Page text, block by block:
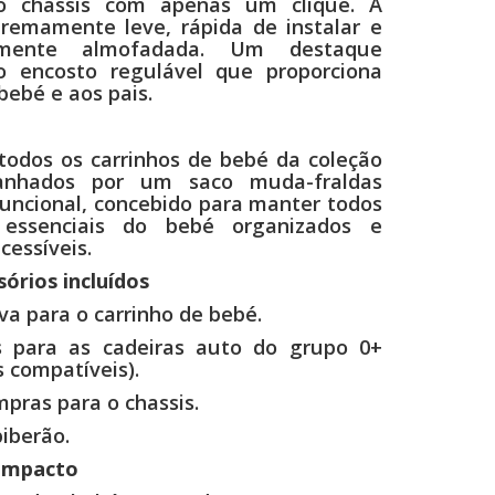
leve, rápida de instalar e
almofadada. Um destaque
encosto regulável que proporciona
e aos pais.
os carrinhos de bebé da coleção
por um saco muda-fraldas
concebido para manter todos
do bebé organizados e
incluídos
para o carrinho de bebé.
para as cadeiras auto do grupo 0+
compatíveis).
para o chassis.